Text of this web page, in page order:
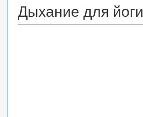
Дыхание для йоги